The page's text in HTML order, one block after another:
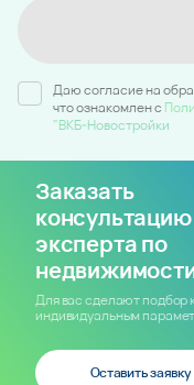
Даю согласие на
что ознакомлен c
"ВКБ-Новостройки
Заказать
консультацию
эксперта по
Для вас сделают подбор
индивидуальным
Оставить заявку